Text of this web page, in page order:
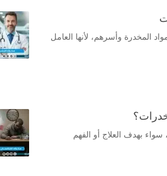
المخدرة وأسرهم، لأنها العامل
سواء بهدف العلاج أو الفهم